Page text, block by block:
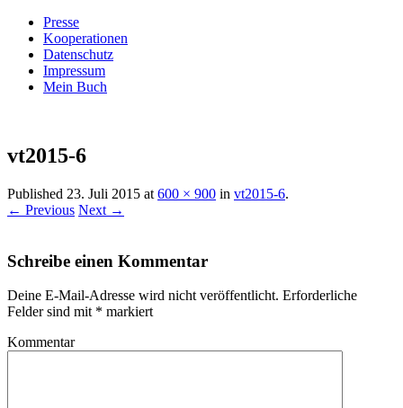
Presse
Kooperationen
Datenschutz
Impressum
Mein Buch
Villa König
vt2015-6
Published 23. Juli 2015 at 600 × 900 in vt2015-6.
← Previous Next →
Schreibe einen Kommentar
Deine E-Mail-Adresse wird nicht veröffentlicht. Erforderliche
Felder sind mit * markiert
Kommentar